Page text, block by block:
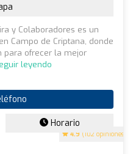
4.9 (102 opiniones)
y Colaboradores es un
Campo de Criptana, donde
para ofrecer la mejor
leyendo
Horario